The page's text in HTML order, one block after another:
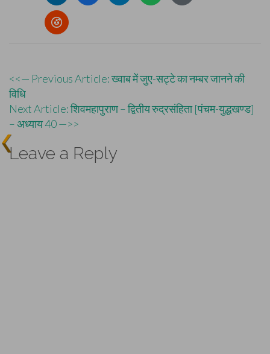
Post
navigation
<<— Previous Article: ख्वाब में जुए-सट्टे का नम्बर जानने की
विधि
Next Article: शिवमहापुराण – द्वितीय रुद्रसंहिता [पंचम-युद्धखण्ड]
– अध्याय 40 —>>
Leave a Reply